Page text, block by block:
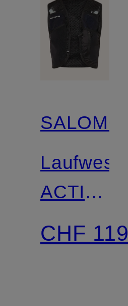
SALOMON
Laufweste
ACTIVE
SKIN 4
WOMEN
CHF 119